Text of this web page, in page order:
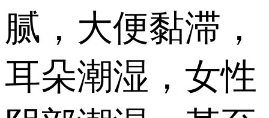
腻，大便黏滞，
耳朵潮湿，女性